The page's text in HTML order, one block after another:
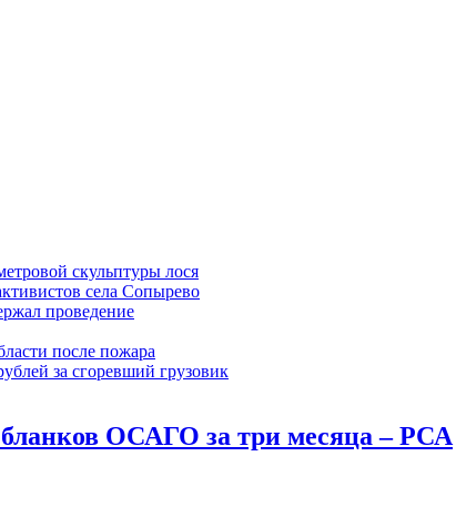
скульптуры лося
села Сопырево
проведение
после пожара
за сгоревший грузовик
бланков ОСАГО за три месяца – РСА